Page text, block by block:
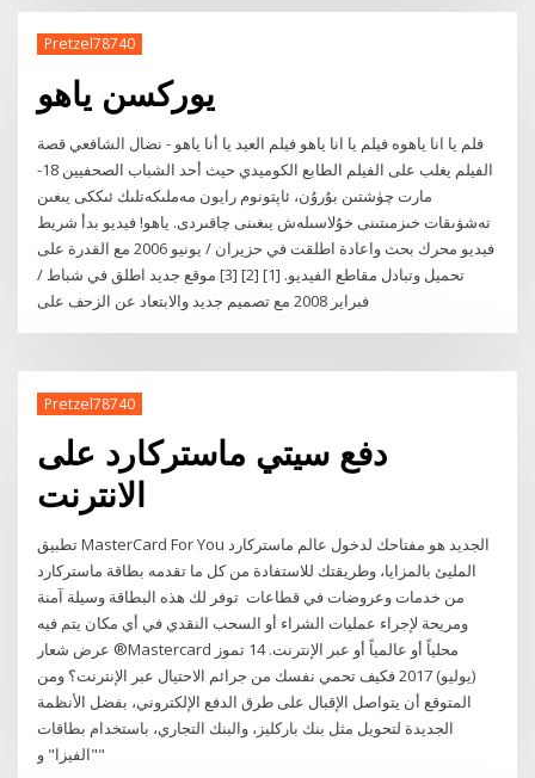
Pretzel78740
يوركسن ياهو
فلم يا انا ياهوه فيلم يا انا ياهو فيلم العيد يا أنا ياهو - نضال الشافعي قصة
الفيلم يغلب على الفيلم الطابع الكوميدي حيث أحد الشباب الصحفيين 18-
مارت چۈشتىن بۇرۇن، ئاپتونوم رايون مەملىكەتلىك ئىككى يىغىن
تەشۋىقات خىزمىتىنى خۇلاسىلەش يىغىنى چاقىردى. ياهو! فيديو بدأ شريط
فيديو محرك بحث واعادة اطلقت في حزيران / يونيو 2006 مع القدرة على
تحميل وتبادل مقاطع الفيديو. [1] [2] [3] موقع جديد اطلق في شباط /
فبراير 2008 مع تصميم جديد والابتعاد عن الزحف على
Pretzel78740
دفع سيتي ماستركارد على
الانترنت
تطبيق MasterCard For You الجديد هو مفتاحك لدخول عالم ماستركارد
المليئ بالمزايا، وطريقتك للاستفادة من كل ما تقدمه بطاقة ماستركارد
من خدمات وعروضات في قطاعات توفر لك هذه البطاقة وسيلة آمنة
ومريحة لإجراء عمليات الشراء أو السحب النقدي في أي مكان يتم فيه
عرض شعار ®Mastercard محلياً أو عالمياً أو عبر الإنترنت. 14 تموز
(يوليو) 2017 فكيف تحمي نفسك من جرائم الاحتيال عبر الإنترنت؟ ومن
المتوقع أن يتواصل الإقبال على طرق الدفع الإلكتروني، بفضل الأنظمة
الجديدة لتحويل مثل بنك باركليز، والبنك التجاري، باستخدام بطاقات
"الفيزا" و"